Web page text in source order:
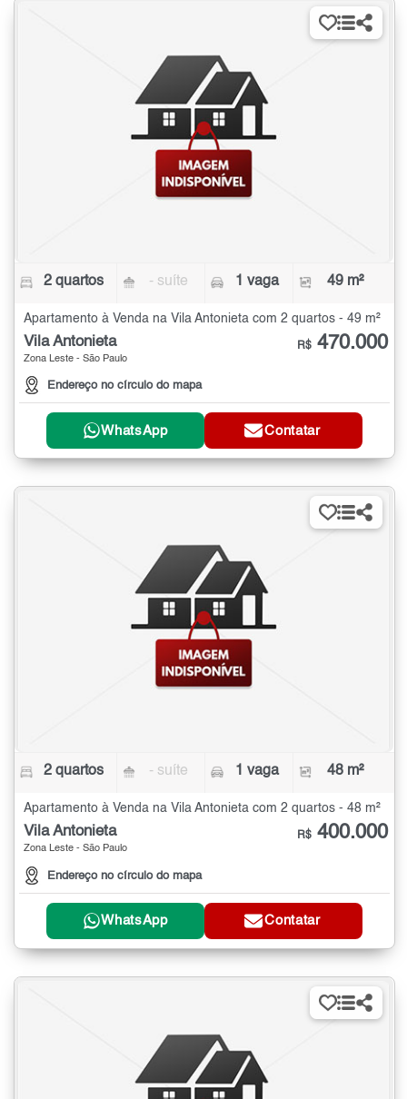
2 quartos - suíte 1 vaga 49 m²
Apartamento à Venda na Vila Antonieta com 2 quartos - 49 m²
Vila Antonieta
Zona Leste - São Paulo
Endereço no círculo do mapa
R$ 470.000
WhatsApp Contatar
2 quartos - suíte 1 vaga 48 m²
Apartamento à Venda na Vila Antonieta com 2 quartos - 48 m²
Vila Antonieta
Zona Leste - São Paulo
Endereço no círculo do mapa
R$ 400.000
WhatsApp Contatar